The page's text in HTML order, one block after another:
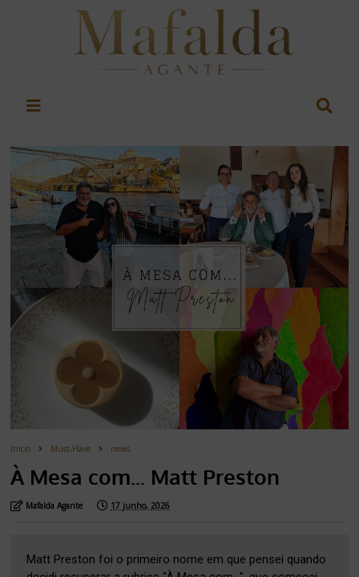
Inicio Must-Have news
À Mesa com... Matt Preston
Mafalda Agante 17 junho, 2026
Matt Preston foi o primeiro nome em que pensei quando